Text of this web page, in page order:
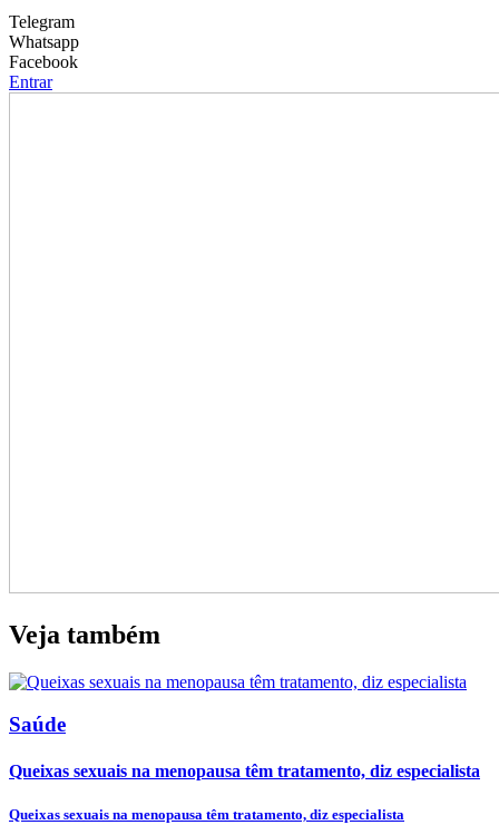
Telegram
Whatsapp
Facebook
Entrar
Veja também
Saúde
Queixas sexuais na menopausa têm tratamento, diz especialista
Queixas sexuais na menopausa têm tratamento, diz especialista